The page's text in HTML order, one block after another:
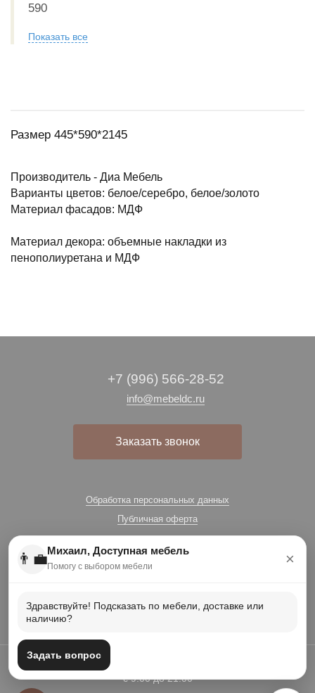
590
Показать все
Размер 445*590*2145
Производитель - Диа Мебель
Варианты цветов: белое/серебро, белое/золото
Материал фасадов: МДФ
Материал декора: объемные накладки из
пенополиуретана и МДФ
+7 (996) 566-28-52
info@mebeldc.ru
Заказать звонок
Обработка персональных данных
Публичная оферта
Есть вопросы? Звоните: +7 (996) 566-28-52 Работаем для вас
с 9:00 до 21:00
👨‍💼Михаил, Доступная мебель
Помогу с выбором мебели ×
Здравствуйте! Подсказать по мебели, доставке или
наличию?
Задать вопрос